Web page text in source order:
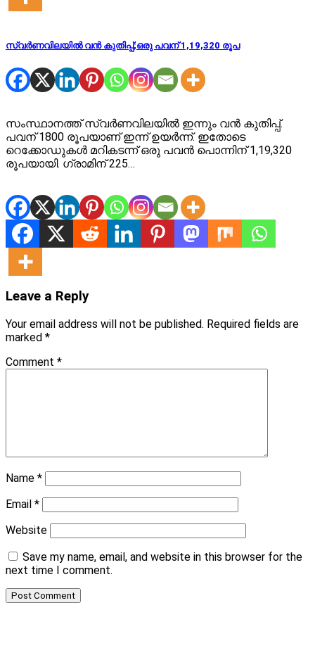
സ്വര്‍ണവിലയില്‍ വന്‍ കുതിപ്പ്;ഒരു പവന് 1,19,320 രൂപ
സംസ്ഥാനത്ത് സ്വര്‍ണവിലയില്‍ ഇന്നും വന്‍ കുതിപ്പ്.
പവന് 1800 രൂപയാണ് ഇന്ന് ഉയര്‍ന്ന്. ഇതോടെ
റെക്കോഡുകള്‍ മറികടന്ന് ഒരു പവന്‍ പൊന്നിന് 1,19,320
രൂപയായി. ഗ്രാമിന് 225…
Leave a Reply
Your email address will not be published. Required fields are
marked *
Comment *
Name *
Email *
Website
Save my name, email, and website in this browser for the
next time I comment.